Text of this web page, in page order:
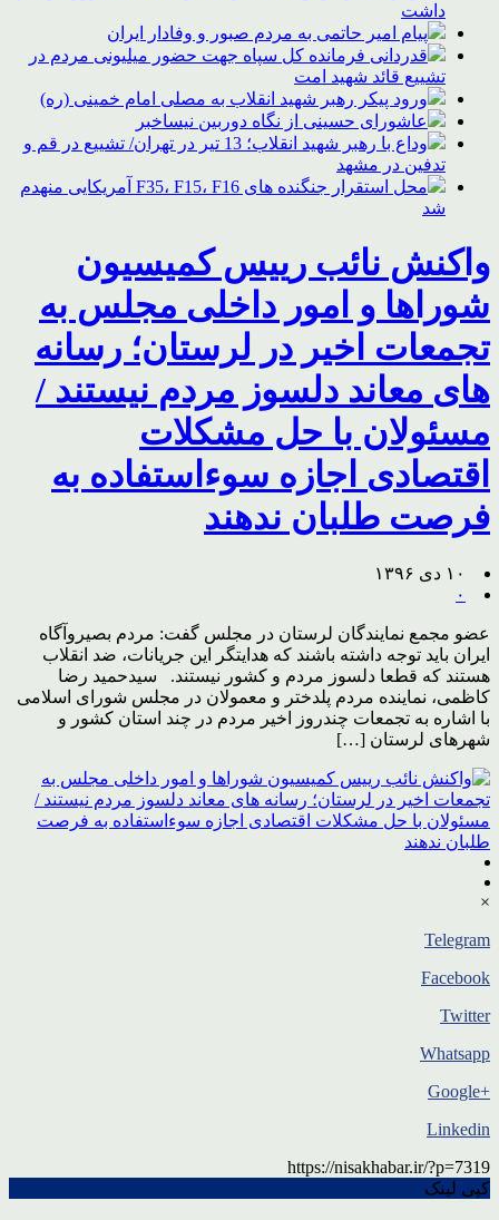
داشت
پیام امیر حاتمی به مردم صبور و وفادار ایران
قدردانی فرمانده کل سپاه جهت حضور میلیونی مردم در
تشییع قائد شهید امت
ورود پیکر رهبر شهید انقلاب به مصلی امام خمینی (ره)
عاشورای حسینی از نگاه دوربین نیساخبر
وداع با رهبر شهید انقلاب؛ 13 تیر در تهران/ تشییع در قم و
تدفین در مشهد
محل استقرار جنگنده های F35، F15، F16 آمریکایی منهدم
شد
واکنش نائب رییس کمیسیون
شوراها و امور داخلی مجلس به
تجمعات اخیر در لرستان؛ رسانه
های معاند دلسوز مردم نیستند /
مسئولان با حل مشکلات
اقتصادی اجازه سوءاستفاده به
فرصت طلبان ندهند
۱۰ دی ۱۳۹۶
۰
عضو مجمع نمایندگان لرستان در مجلس گفت: مردم بصیروآگاه
ایران باید توجه داشته باشند که هدایتگر این جریانات، ضد انقلاب
هستند که قطعا دلسوز مردم و کشور نیستند. سیدحمید رضا
کاظمی، نماینده مردم پلدختر و معمولان در مجلس شورای اسلامی
با اشاره به تجمعات چندروز اخیر مردم در چند استان کشور و
شهرهای لرستان […]
×
Telegram
Facebook
Twitter
Whatsapp
+Google
Linkedin
https://nisakhabar.ir/?p=7319
کپی لینک